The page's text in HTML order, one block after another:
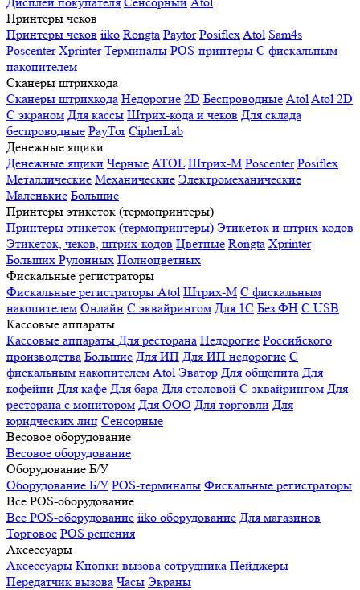
Принтеры чеков
Принтеры чеков iiko Rongta Paytor PosiflexAtol Sam4s
Poscenter Xprinter Терминалы POS-принтеры С фискальным
накопителем
Сканеры штрихкода
Сканеры штрихкода Недорогие 2D Беспроводные AtolAtol 2D
С экраном Для кассы Штрих-кода и чеков Для склада
беспроводные PayTor CipherLab
Денежные ящики
Денежные ящики Черные ATOL Штрих-М Poscenter Posiflex
Металлические Механические Электромеханические
Маленькие Большие
Принтеры этикеток (термопринтеры)
Принтеры этикеток (термопринтеры) Этикеток и штрих-кодов
Этикеток, чеков, штрих-кодов Цветные Rongta Xprinter
Больших Рулонных Полноцветных
Фискальные регистраторы
Фискальные регистраторы Atol Штрих-М С фискальным
накопителем Онлайн С эквайрингом Для 1С Без ФН С USB
Кассовые аппараты
Кассовые аппараты Для ресторана Недорогие Российского
производства Большие Для ИП Для ИП недорогие С
фискальным накопителем Atol Эватор Для общепита Для
кофейни Для кафе Для бара Для столовой С эквайрингом Для
ресторана с монитором Для ООО Для торговли Для
юридческих лиц Сенсорные
Весовое оборудование
Весовое оборудование
Оборудование Б/У
Оборудование Б/У POS-терминалы Фискальные регистраторы
Все POS-оборудование
Все POS-оборудование iiko оборудование Для магазинов
Торговое POS решения
Аксессуары
Аксессуары Кнопки вызова сотрудника Пейджеры
Передатчик вызова Часы Экраны